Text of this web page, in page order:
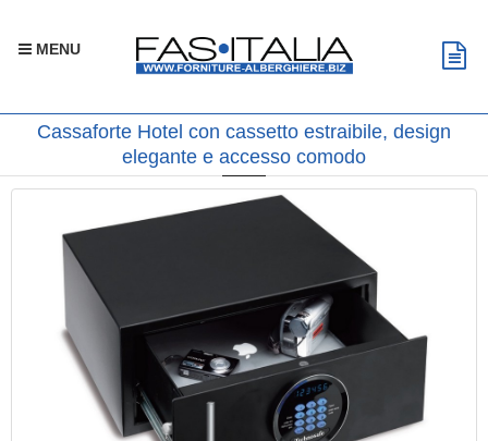
MENU
Cassaforte Hotel con cassetto estraibile, design
elegante e accesso comodo